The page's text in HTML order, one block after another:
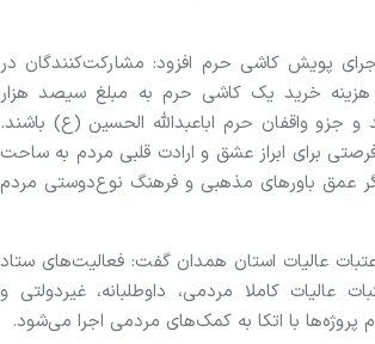
پویش کاشی حرم افزود: مشارکت‌کنندگان در
خرید یک کاشی حرم به مبلغ سیصد هزار
و جزو واقفان حرم اباعبدالله الحسین (ع) باشند.
برای ابراز عشق و ارادت قلبی مردم به ساحت
عمق باورهای مذهبی و فرهنگ نوع‌دوستی مردم
عالیات استان همدان گفت: فعالیت‌های ستاد
عالیات کاملا مردمی، داوطلبانه، غیردولتی و
پروژه‌ها با اتکا به کمک‌های مردمی اجرا می‌شود.